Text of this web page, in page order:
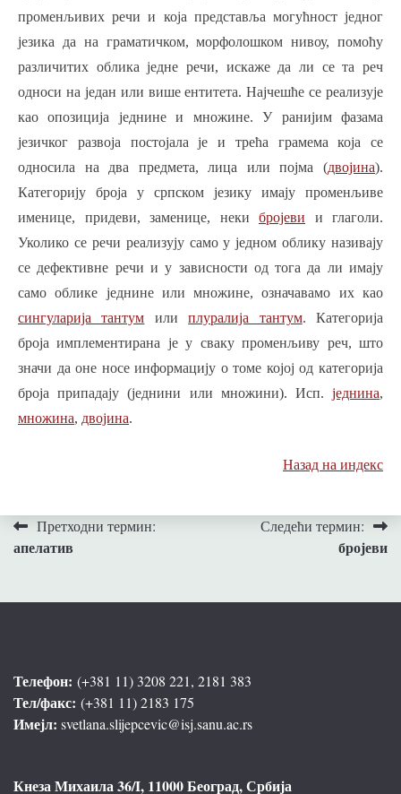
променљивих речи и која представља могућност једног
језика да на граматичком, морфолошком нивоу, помоћу
различитих облика једне речи, искаже да ли се та реч
односи на један или више ентитета. Најчешће се реализује
као опозиција једнине и множине. У ранијим фазама
језичког развоја постојала је и трећа грамема која се
односила на два предмета, лица или појма (двојина).
Категорију броја у српском језику имају променљиве
именице, придеви, заменице, неки бројеви и глаголи.
Уколико се речи реализују само у једном облику називају
се дефективне речи и у зависности од тога да ли имају
само облике једнине или множине, означавамо их као
сингуларија тантум илиплуралија тантум. Категорија
броја имплементирана је у сваку променљиву реч, што
значи да оне носе информацију о томе којој од категорија
броја припадају (једнини или множини). Исп. једнина,
множина, двојина.
Назад на индекс
Кретање
чланка
Претходни термин:
апелатив
Следећи термин:
бројеви
Телефон: (+381 11) 3208 221, 2181 383
Тел/факс: (+381 11) 2183 175
Имејл: svetlana.slijepcevic@isj.sanu.ac.rs
Кнеза Михаила 36/I, 11000 Београд, Србија